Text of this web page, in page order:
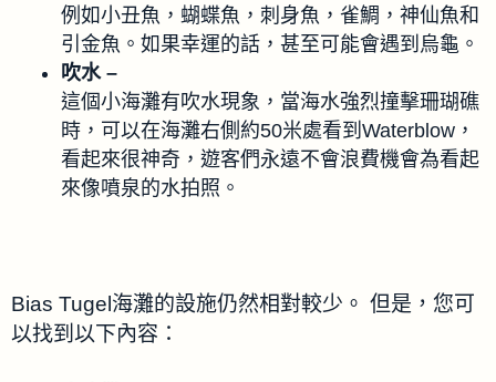
例如小丑魚，蝴蝶魚，刺身魚，雀鯛，神仙魚和
引金魚。如果幸運的話，甚至可能會遇到烏龜。
吹水 –
這個小海灘有吹水現象，當海水強烈撞擊珊瑚礁
時，可以在海灘右側約50米處看到Waterblow，
看起來很神奇，遊客們永遠不會浪費機會為看起
來像噴泉的水拍照。
Bias Tugel海灘的設施仍然相對較少。 但是，您可
以找到以下內容：